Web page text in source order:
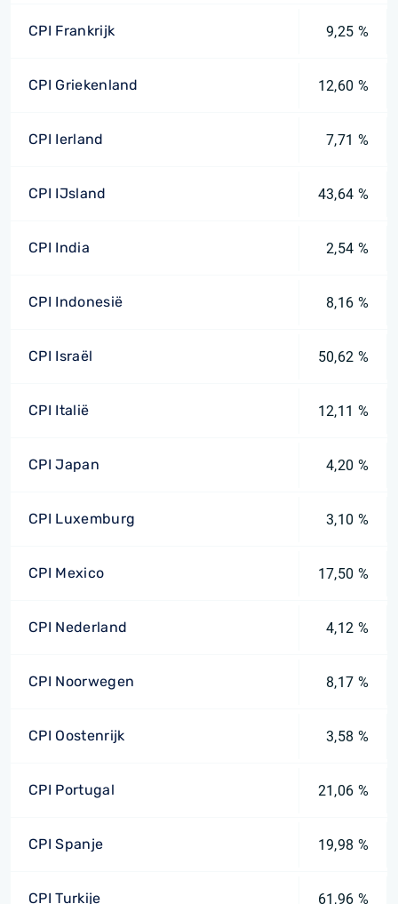
CPI Frankrijk 9,25 %
CPI Griekenland 12,60 %
CPI Ierland 7,71 %
CPI IJsland 43,64 %
CPI India 2,54 %
CPI Indonesië 8,16 %
CPI Israël 50,62 %
CPI Italië 12,11 %
CPI Japan 4,20 %
CPI Luxemburg 3,10 %
CPI Mexico 17,50 %
CPI Nederland 4,12 %
CPI Noorwegen 8,17 %
CPI Oostenrijk 3,58 %
CPI Portugal 21,06 %
CPI Spanje 19,98 %
CPI Turkije 61,96 %